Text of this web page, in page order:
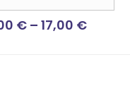
€ – 17,00 €